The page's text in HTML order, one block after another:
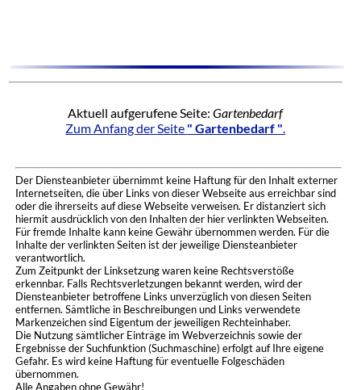
Aktuell aufgerufene Seite:Gartenbedarf
Zum Anfang der Seite " Gartenbedarf "
Der Diensteanbieter übernimmt keine Haftung für den Inhalt externer
Internetseiten, die über Links von dieser Webseite aus erreichbar sind
oder die ihrerseits auf diese Webseite verweisen. Er distanziert sich
hiermit ausdrücklich von den Inhalten der hier verlinkten Webseiten.
Für fremde Inhalte kann keine Gewähr übernommen werden. Für die
Inhalte der verlinkten Seiten ist der jeweilige Diensteanbieter
verantwortlich.
Zum Zeitpunkt der Linksetzung waren keine Rechtsverstöße
erkennbar. Falls Rechtsverletzungen bekannt werden, wird der
Diensteanbieter betroffene Links unverzüglich von diesen Seiten
entfernen. Sämtliche in Beschreibungen und Links verwendete
Markenzeichen sind Eigentum der jeweiligen Rechteinhaber.
Die Nutzung sämtlicher Einträge im Webverzeichnis sowie der
Ergebnisse der Suchfunktion (Suchmaschine) erfolgt auf Ihre eigene
Gefahr. Es wird keine Haftung für eventuelle Folgeschäden
übernommen.
Alle Angaben ohne Gewähr!